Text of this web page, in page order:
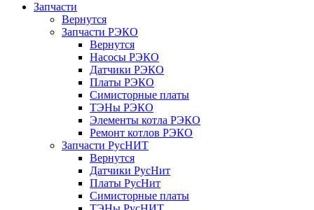
Запчасти
Вернутся
Запчасти РЭКО
Вернутся
Насосы РЭКО
Датчики РЭКО
Платы РЭКО
Симисторные платы
ТЭНы РЭКО
Элементы котла РЭКО
Ремонт котлов РЭКО
Запчасти РусНИТ
Вернутся
Датчики РусНит
Платы РусНит
Симисторные платы